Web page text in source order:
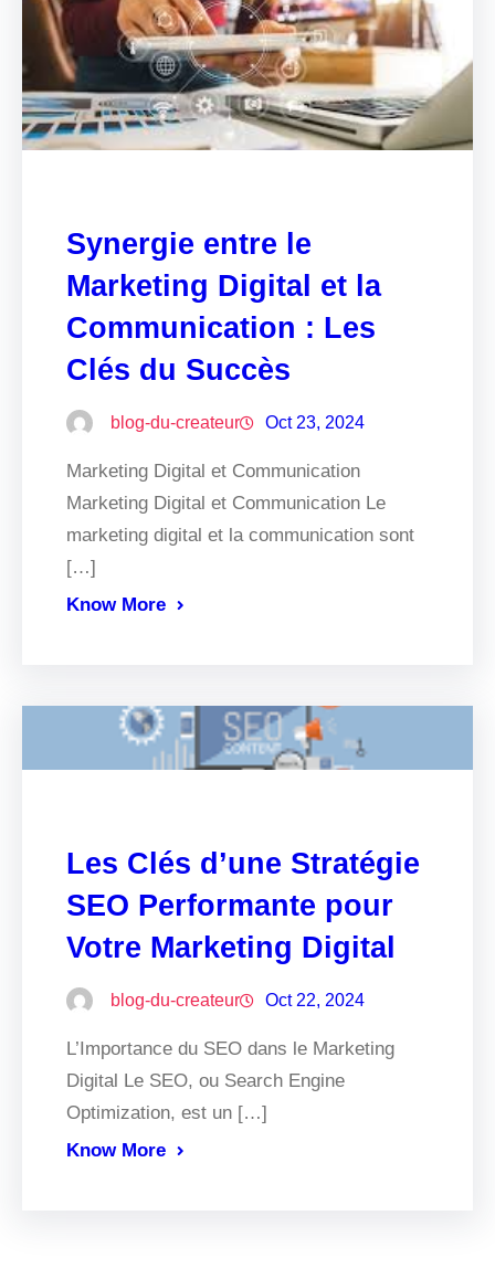
Synergie entre le
Marketing Digital et la
Communication : Les
Clés du Succès
blog-du-createur Oct 23, 2024
Marketing Digital et Communication
Marketing Digital et Communication Le
marketing digital et la communication sont
[…]
Know More
Les Clés d’une Stratégie
SEO Performante pour
Votre Marketing Digital
blog-du-createur Oct 22, 2024
L’Importance du SEO dans le Marketing
Digital Le SEO, ou Search Engine
Optimization, est un […]
Know More